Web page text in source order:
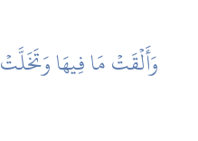
وَأَلۡقَتۡ مَا فِيهَا وَتَخَلَّتۡ